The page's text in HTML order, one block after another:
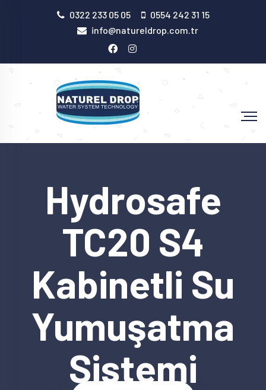
0322 233 05 05
0554 242 31 15
info@natureldrop.com.tr
Hydrosafe
TC20 S4
Kabinetli Su
Yumuşatma
Sistemi